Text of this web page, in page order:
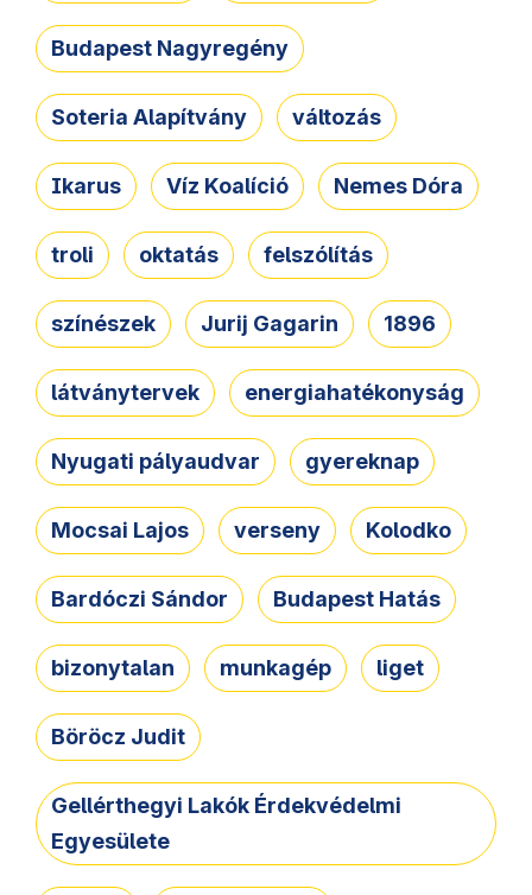
Budapest Nagyregény
Soteria Alapítvány változás
Ikarus Víz Koalíció Nemes Dóra
troli oktatás felszólítás
színészek Jurij Gagarin 1896
látványtervek energiahatékonyság
Nyugati pályaudvar gyereknap
Mocsai Lajos verseny Kolodko
Bardóczi Sándor Budapest Hatás
bizonytalan munkagép liget
Böröcz Judit
Gellérthegyi Lakók Érdekvédelmi
Egyesülete